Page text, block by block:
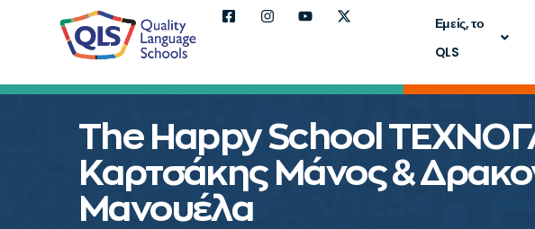
Εμείς, το
QLS
The Happy School
Καρτσάκης Μάνος &
Μανουέλα